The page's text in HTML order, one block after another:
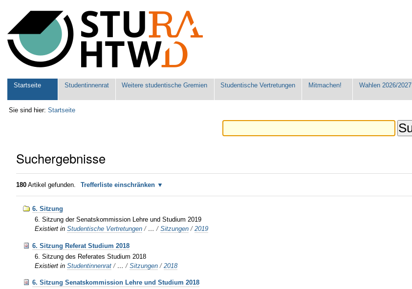
Werkzeuge
Sektionen
Startseite Studentinnenrat Weitere studentische Gremien Studentische Vertretungen Mitmachen! Wahlen 2026/2027
Sie sind hier: Startseite
Suchergebnisse
180 Artikel gefunden. Trefferliste einschränken
6. Sitzung
6. Sitzung der Senatskommission Lehre und Studium 2019
Existiert in Studentische Vertretungen / …/Sitzungen /2019
6. Sitzung Referat Studium 2018
6. Sitzung des Referates Studium 2018
Existiert in Studentinnenrat / …/Sitzungen /2018
6. Sitzung Senatskommission Lehre und Studium 2018